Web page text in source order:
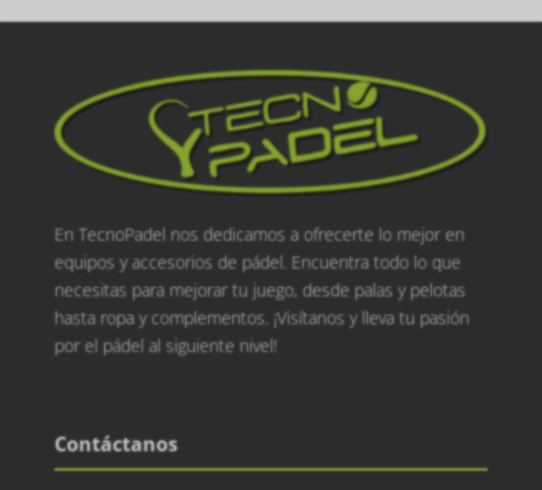
En TecnoPadel nos dedicamos a ofrecerte lo mejor en
equipos y accesorios de pádel. Encuentra todo lo que
necesitas para mejorar tu juego, desde palas y pelotas
hasta ropa y complementos. ¡Visítanos y lleva tu pasión
por el pádel al siguiente nivel!
Contáctanos